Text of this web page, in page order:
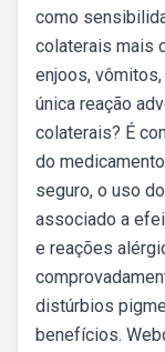
como
colaterais mais
enjoos,
única reação
colaterais? É
do
seguro, o uso
associado a
e reações
distúrbios
benefícios.